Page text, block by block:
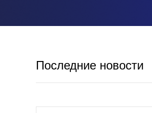
Последние новости